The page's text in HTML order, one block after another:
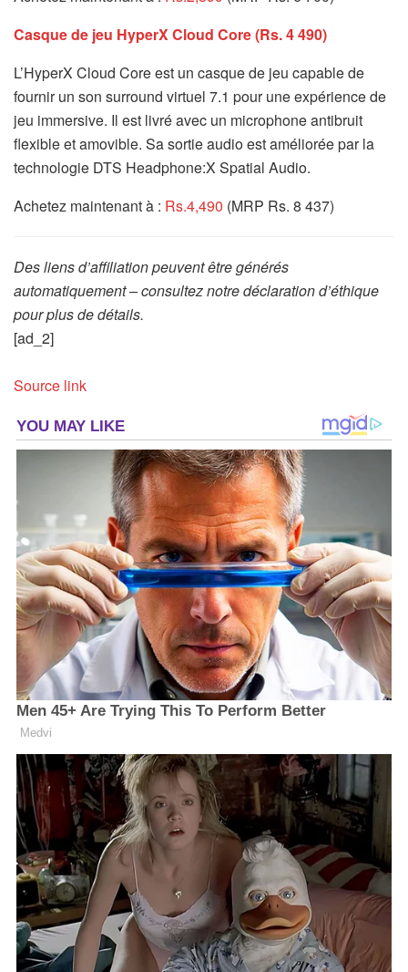
Casque de jeu HyperX Cloud Core (Rs. 4 490)
L’HyperX Cloud Core est un casque de jeu capable de
fournir un son surround virtuel 7.1 pour une expérience de
jeu immersive. Il est livré avec un microphone antibruit
flexible et amovible. Sa sortie audio est améliorée par la
technologie DTS Headphone:X Spatial Audio.
Achetez maintenant à : Rs.4,490 (MRP Rs. 8 437)
Des liens d’affiliation peuvent être générés
automatiquement – consultez notre déclaration d’éthique
pour plus de détails.
[ad_2]
Source link